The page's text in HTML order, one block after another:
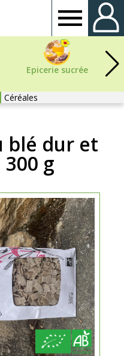
Epicerie sucrée
Céréales
blé dur et
g